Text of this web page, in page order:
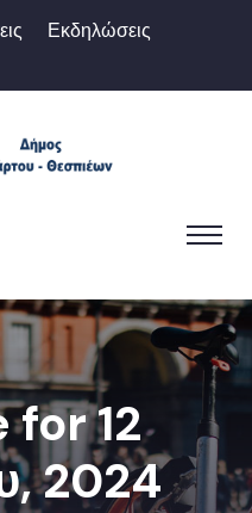
Εκδηλώσεις
12
2024